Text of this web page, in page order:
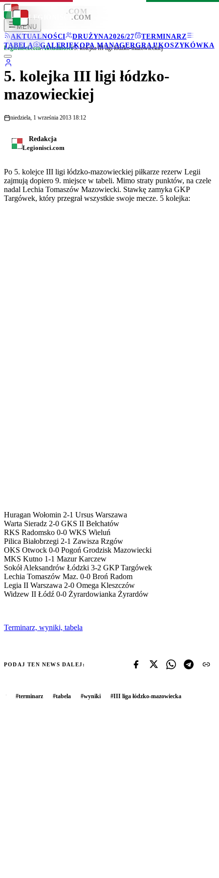
LEGIONISCI .COM
MENU
AKTUALNOŚCI
DRUŻYNA2026/27
TERMINARZ
TABELA
GALERIEKOPA MANAGERGRAJ!KOSZYKÓWKA
LEGIONISCI .COM
Legionisci.com/Aktualności/5. kolejka III ligi łódzko-mazowieckiej
5. kolejka III ligi łódzko-
mazowieckiej
niedziela, 1 września 2013 18:12
Redakcja
Legionisci.com
Po 5. kolejce III ligi łódzko-mazowieckiej piłkarze rezerw Legii
zajmują dopiero 9. miejsce w tabeli. Mimo straty punktów, na czele
nadal Lechia Tomaszów Mazowiecki. Stawkę zamyka GKP
Targówek, który przegrał wszystkie swoje mecze. 5 kolejka:
Huragan Wołomin 2-1 Ursus Warszawa
Warta Sieradz 2-0 GKS II Bełchatów
RKS Radomsko 0-0 WKS Wieluń
Pilica Białobrzegi 2-1 Zawisza Rzgów
OKS Otwock 0-0 Pogoń Grodzisk Mazowiecki
MKS Kutno 1-1 Mazur Karczew
Sokół Aleksandrów Łódzki 3-2 GKP Targówek
Lechia Tomaszów Maz. 0-0 Broń Radom
Legia II Warszawa 2-0 Omega Kleszczów
Widzew II Łódź 0-0 Żyrardowianka Żyrardów
Terminarz, wyniki, tabela
PODAJ TEN NEWS DALEJ:
#terminarz #tabela #wyniki #III liga łódzko-mazowiecka